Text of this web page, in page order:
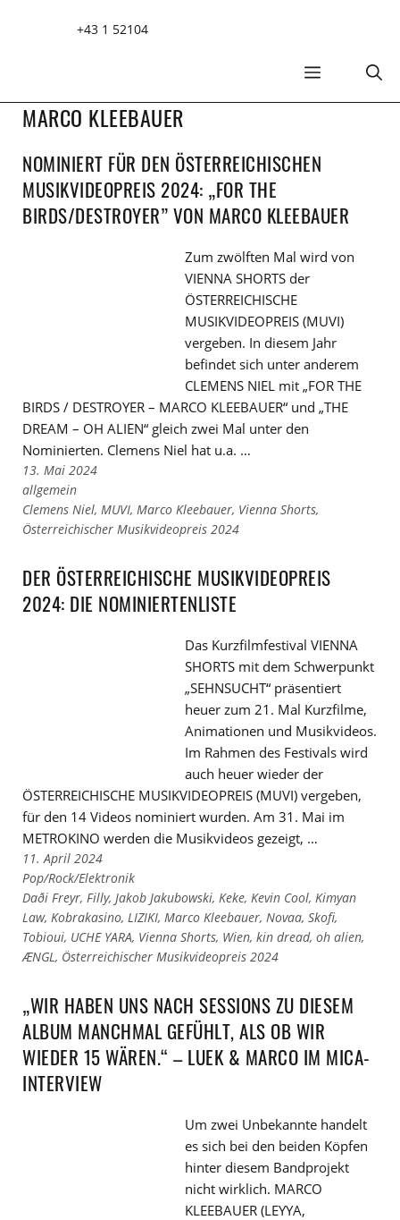
+43 1 52104
MENÜ
MARCO KLEEBAUER
NOMINIERT FÜR DEN ÖSTERREICHISCHEN
MUSIKVIDEOPREIS 2024: „FOR THE
BIRDS/DESTROYER” VON MARCO KLEEBAUER
Zum zwölften Mal wird von
VIENNA SHORTS der
ÖSTERREICHISCHE
MUSIKVIDEOPREIS (MUVI)
vergeben. In diesem Jahr
befindet sich unter anderem
CLEMENS NIEL mit „FOR THE
BIRDS / DESTROYER – MARCO KLEEBAUER“ und „THE
DREAM – OH ALIEN“ gleich zwei Mal unter den
Nominierten. Clemens Niel hat u.a. …
13. Mai 2024
Links
zu
den
allgemein
Links
zu
Tags
Clemens Niel, MUVI, Marco Kleebauer, Vienna Shorts,
Österreichischer Musikvideopreis 2024
DER ÖSTERREICHISCHE MUSIKVIDEOPREIS
2024: DIE NOMINIERTENLISTE
Das Kurzfilmfestival VIENNA
SHORTS mit dem Schwerpunkt
„SEHNSUCHT“ präsentiert
heuer zum 21. Mal Kurzfilme,
Animationen und Musikvideos.
Im Rahmen des Festivals wird
auch heuer wieder der
ÖSTERREICHISCHE MUSIKVIDEOPREIS (MUVI) vergeben,
für den 14 Videos nominiert wurden. Am 31. Mai im
METROKINO werden die Musikvideos gezeigt, …
11. April 2024
Links
zu
den
Kategorien
Pop/Rock/Elektronik
Links
zu
den
Tags
Daði Freyr, Filly, Jakob Jakubowski, Keke, Kevin Cool, Kimyan
Law, Kobrakasino, LIZIKI, Marco Kleebauer, Novaa, Skofi,
Tobioui, UCHE YARA, Vienna Shorts, Wien, kin dread, oh alien,
ÆNGL, Österreichischer Musikvideopreis 2024
„WIR HABEN UNS NACH SESSIONS ZU DIESEM
ALBUM MANCHMAL GEFÜHLT, ALS OB WIR
WIEDER 15 WÄREN.“ – LUEK & MARCO IM MICA-
INTERVIEW
Um zwei Unbekannte handelt
es sich bei den beiden Köpfen
hinter diesem Bandprojekt
nicht wirklich. MARCO
KLEEBAUER (LEYYA,